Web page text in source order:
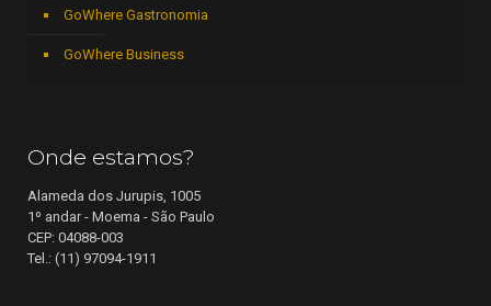
GoWhere Gastronomia
GoWhere Business
Onde estamos?
Alameda dos Jurupis, 1005
1º andar - Moema - São Paulo
CEP: 04088-003
Tel.: (11) 97094-1911